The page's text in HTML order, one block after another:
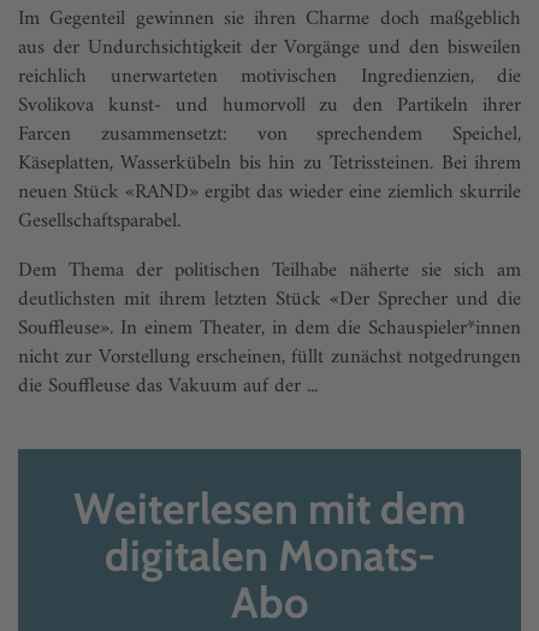
Im Gegenteil gewinnen sie ihren Charme doch maßgeblich
aus der Undurchsichtigkeit der Vorgänge und den bisweilen
reichlich unerwarteten motivischen Ingredienzien, die
Svolikova kunst- und humorvoll zu den Partikeln ihrer
Farcen zusammensetzt: von sprechendem Speichel,
Käseplatten, Wasserkübeln bis hin zu Tetrissteinen. Bei ihrem
neuen Stück «RAND» ergibt das wieder eine ziemlich skurrile
Gesellschaftsparabel.
Dem Thema der politischen Teilhabe näherte sie sich am
deutlichsten mit ihrem letzten Stück «Der Sprecher und die
Souffleuse». In einem Theater, in dem die Schauspieler*innen
nicht zur Vorstellung erscheinen, füllt zunächst notgedrungen
die Souffleuse das Vakuum auf der ...
Weiterlesen mit dem
digitalen Monats-
Abo